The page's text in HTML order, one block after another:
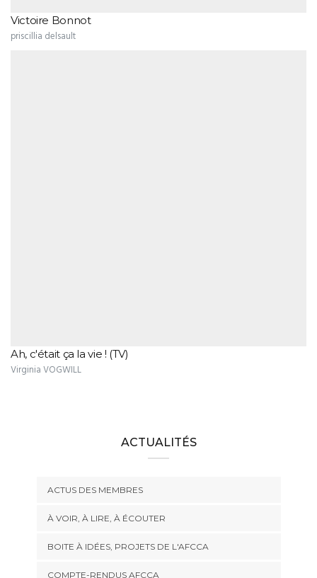
Victoire Bonnot
priscillia delsault
Ah, c'était ça la vie ! (TV)
Virginia VOGWILL
ACTUALITÉS
ACTUS DES MEMBRES
À VOIR, À LIRE, À ÉCOUTER
BOITE À IDÉES, PROJETS DE L'AFCCA
COMPTE-RENDUS AFCCA